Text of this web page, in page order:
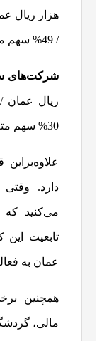
/ 49% سهم متعلق به سرمایه‌گذار خارجی
شرکت‌های
30% سهم متعلق به سرمایه‌گذار خارجی
دارد.
تابعیت
عمان به
همچنین
مالی،